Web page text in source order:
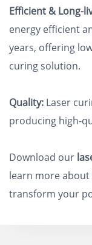
Efficient & Long-
energy efficient
years, offering
curing solution.
Quality: Laser
producing high-
Download our
learn more
transform your